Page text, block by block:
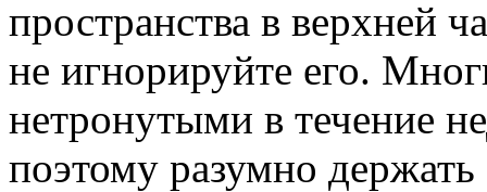
пространства в верхней
не игнорируйте его.
нетронутыми в течение
поэтому разумно